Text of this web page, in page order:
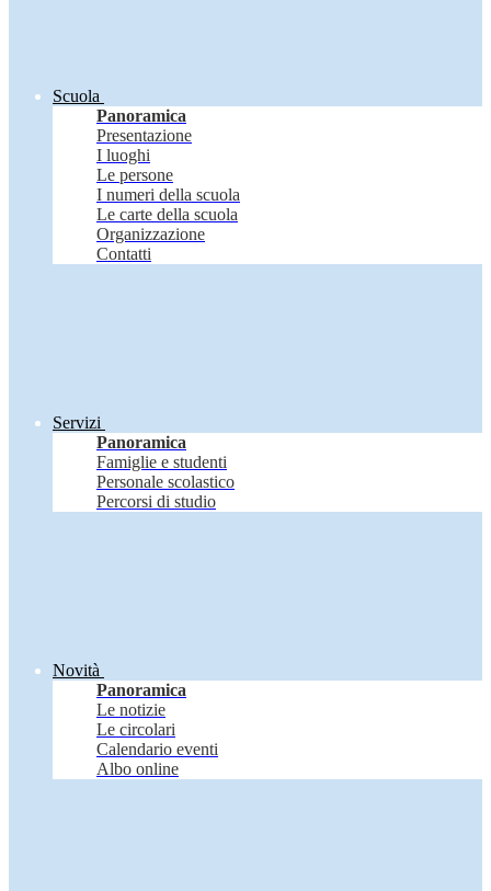
Scuola
Panoramica
Presentazione
I luoghi
Le persone
I numeri della scuola
Le carte della scuola
Organizzazione
Contatti
Servizi
Panoramica
Famiglie e studenti
Personale scolastico
Percorsi di studio
Novità
Panoramica
Le notizie
Le circolari
Calendario eventi
Albo online